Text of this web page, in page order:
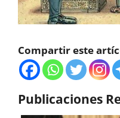
Compartir este
Publicaciones